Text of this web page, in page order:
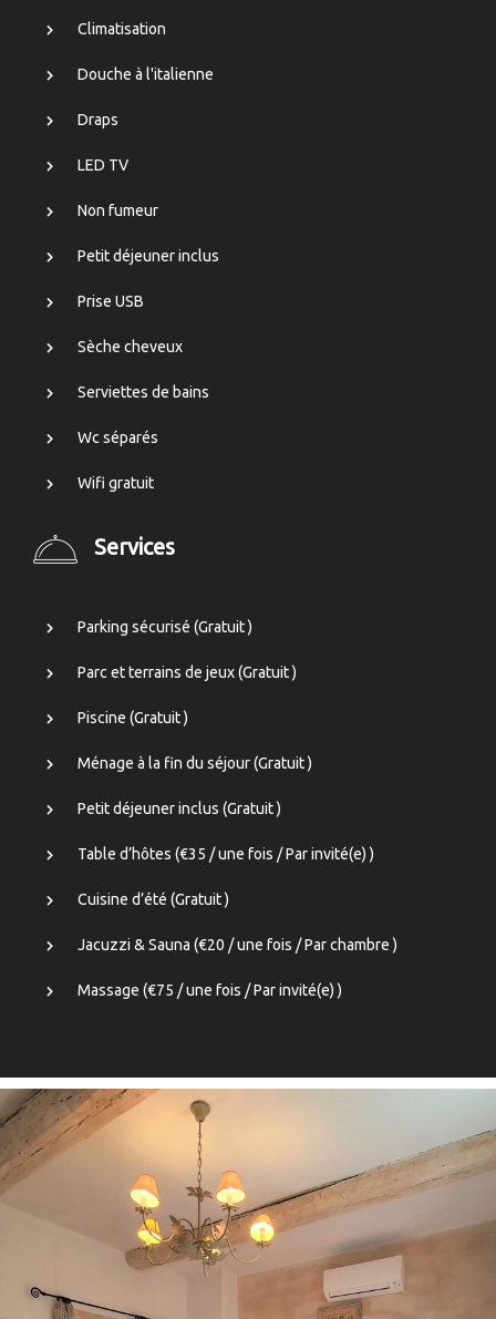
Climatisation
Douche à l'italienne
Draps
LED TV
Non fumeur
Petit déjeuner inclus
Prise USB
Sèche cheveux
Serviettes de bains
Wc séparés
Wifi gratuit
Services
Parking sécurisé (Gratuit)
Parc et terrains de jeux (Gratuit)
Piscine (Gratuit)
Ménage à la fin du séjour (Gratuit)
Petit déjeuner inclus (Gratuit)
Table d’hôtes (€35 / une fois / Par invité(e) )
Cuisine d’été (Gratuit)
Jacuzzi & Sauna (€20 / une fois / Par chambre )
Massage (€75 / une fois / Par invité(e) )